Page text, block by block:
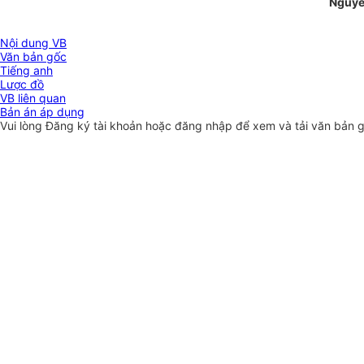
Nội dung VB
Văn bản gốc
Tiếng anh
Lược đồ
VB liên quan
Bản án áp dụng
Vui lòngĐăng ký tài khoản hoặc đăng nhập để xem và tải văn bản